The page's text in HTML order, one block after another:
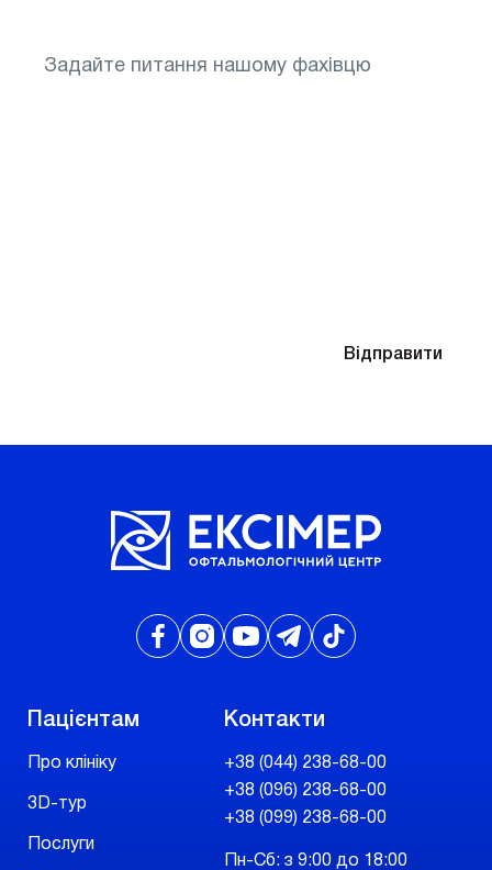
Відправити
Пацієнтам
Про клініку
3D-тур
Послуги
Контакти
+38 (044) 238-68-00
+38 (096) 238-68-00
+38 (099) 238-68-00
Пн-Сб: з 9:00 до 18:00